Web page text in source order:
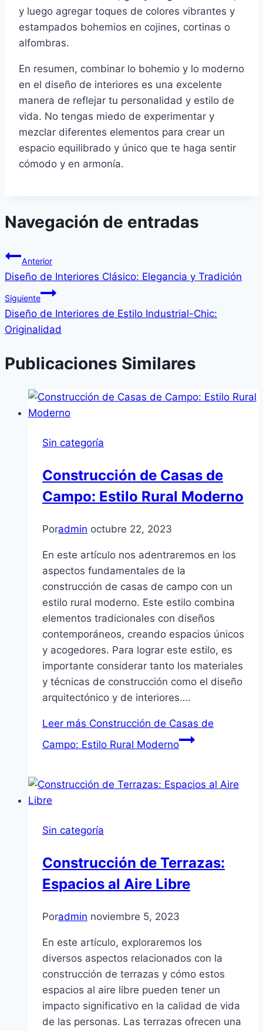
y luego agregar toques de colores vibrantes y
estampados bohemios en cojines, cortinas o
alfombras.
En resumen, combinar lo bohemio y lo moderno
en el diseño de interiores es una excelente
manera de reflejar tu personalidad y estilo de
vida. No tengas miedo de experimentar y
mezclar diferentes elementos para crear un
espacio equilibrado y único que te haga sentir
cómodo y en armonía.
Navegación de entradas
Anterior
Diseño de Interiores Clásico: Elegancia y Tradición
Siguiente
Diseño de Interiores de Estilo Industrial-Chic:
Originalidad
Publicaciones Similares
Sin categoría
Construcción de Casas de
Campo: Estilo Rural Moderno
Poradmin octubre 22, 2023
En este artículo nos adentraremos en los
aspectos fundamentales de la
construcción de casas de campo con un
estilo rural moderno. Este estilo combina
elementos tradicionales con diseños
contemporáneos, creando espacios únicos
y acogedores. Para lograr este estilo, es
importante considerar tanto los materiales
y técnicas de construcción como el diseño
arquitectónico y de interiores….
Leer más Construcción de Casas de
Campo: Estilo Rural Moderno
Sin categoría
Construcción de Terrazas:
Espacios al Aire Libre
Poradmin noviembre 5, 2023
En este artículo, exploraremos los
diversos aspectos relacionados con la
construcción de terrazas y cómo estos
espacios al aire libre pueden tener un
impacto significativo en la calidad de vida
de las personas. Las terrazas ofrecen una